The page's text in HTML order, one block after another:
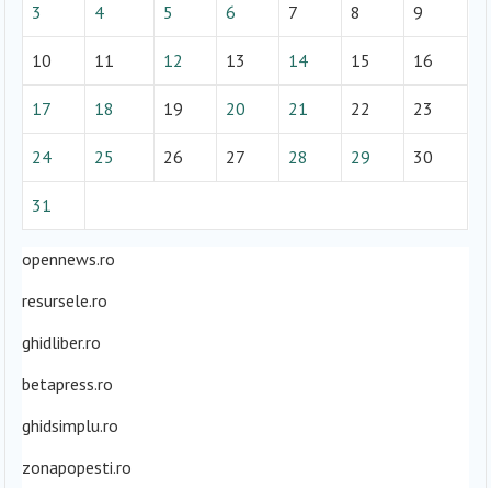
3 4 5 6 7 8 9
10 11 12 13 14 15 16
17 18 19 20 21 22 23
24 25 26 27 28 29 30
31
opennews.ro
resursele.ro
ghidliber.ro
betapress.ro
ghidsimplu.ro
zonapopesti.ro